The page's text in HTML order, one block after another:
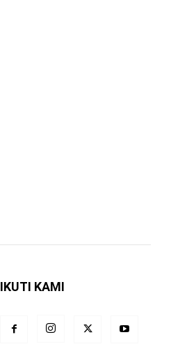
IKUTI KAMI